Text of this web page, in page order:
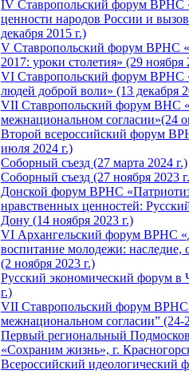
IV Ставропольский форум ВРНС
ценности народов России и
декабря 2015 г.)
V Ставропольский форум ВРНС
2017: уроки столетия» (29 ноября
VI Ставропольский форум ВРНС
людей доброй воли» (13 декабря
VII Ставропольский форум ВHС
межнациональном согласии»(24
Второй всероссийский форум
июля 2024 г.)
Соборный съезд (27 марта 2024 г.)
Соборный съезд (27 ноября 2023
Донской форум ВРНС
нравственных ценностей:
Дону (14 ноября 2023 г.)
VI Архангельский форум ВРНС
воспитание молодежи: наследие,
(2 ноября 2023 г.)
Русский экономический форум в
г.)
VII Ставропольский форум ВРНС
межнациональном согласии” (24-
Первый региональный
«Сохраним жизнь», г.
Всероссийский идеологический